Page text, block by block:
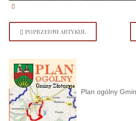
POPRZEDNI ARTYKUŁ
Plan ogólny